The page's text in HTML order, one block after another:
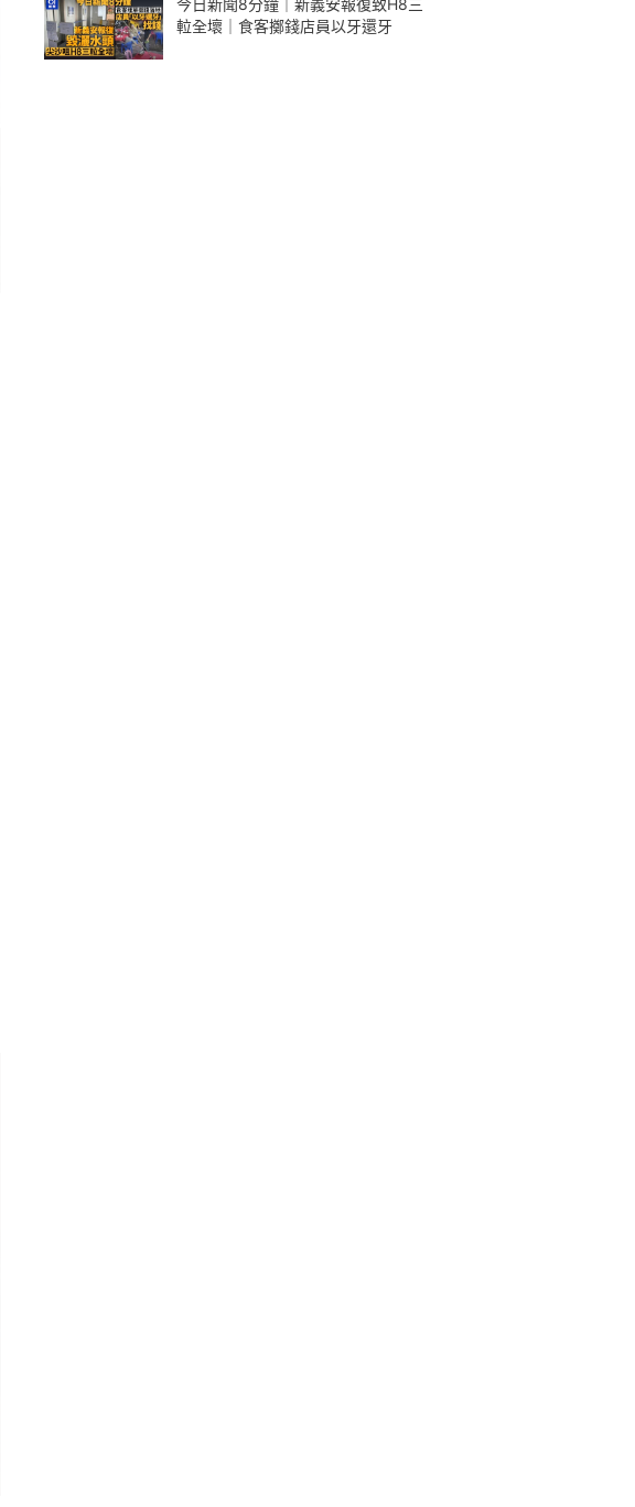
𨋢全壞｜食客擲錢店員以牙還牙